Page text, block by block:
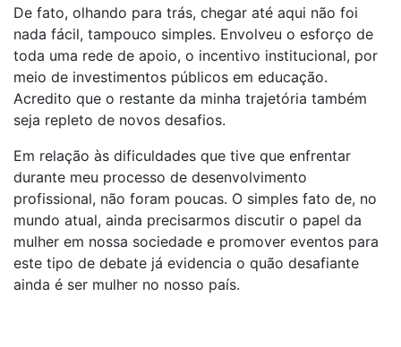
De fato, olhando para trás, chegar até aqui não foi
nada fácil, tampouco simples. Envolveu o esforço de
toda uma rede de apoio, o incentivo institucional, por
meio de investimentos públicos em educação.
Acredito que o restante da minha trajetória também
seja repleto de novos desafios.
Em relação às dificuldades que tive que enfrentar
durante meu processo de desenvolvimento
profissional, não foram poucas. O simples fato de, no
mundo atual, ainda precisarmos discutir o papel da
mulher em nossa sociedade e promover eventos para
este tipo de debate já evidencia o quão desafiante
ainda é ser mulher no nosso país.